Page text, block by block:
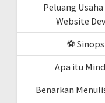
Peluang
Website
⚽
Apa itu
Benarkan